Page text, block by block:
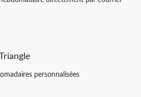
personnalisées